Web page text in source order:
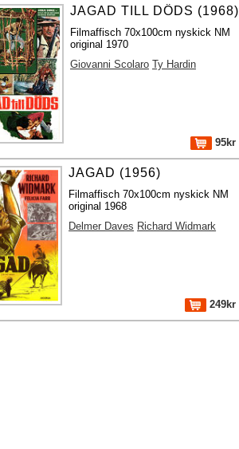
JAGAD TILL DÖDS (1968)
Filmaffisch 70x100cm nyskick NM
original 1970
Giovanni Scolaro Ty Hardin
95kr
JAGAD (1956)
Filmaffisch 70x100cm nyskick NM
original 1968
Delmer Daves Richard Widmark
249kr